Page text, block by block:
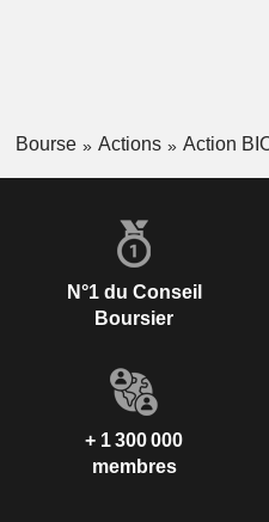
Bourse Actions Action
N°1 du Conseil
Boursier
+ 1 300 000
membres